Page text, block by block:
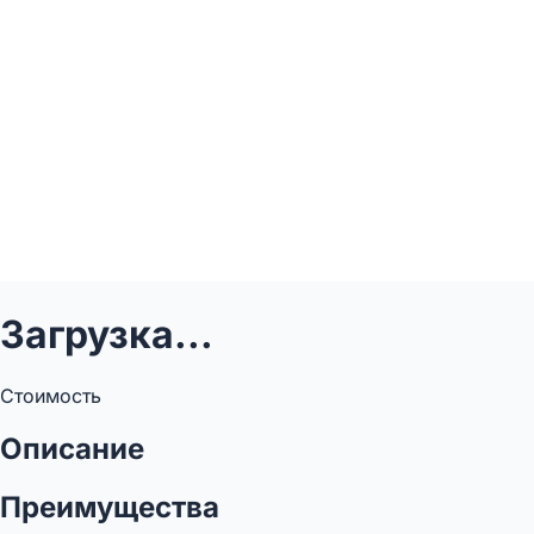
Загрузка...
Стоимость
Описание
Преимущества